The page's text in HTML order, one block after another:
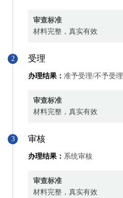
审查标准
材料完整，真实有效
2 受理
办理结果： 准予受理/不予受理
审查标准
材料完整，真实有效
3 审核
办理结果： 系统审核
审查标准
材料完整，真实有效